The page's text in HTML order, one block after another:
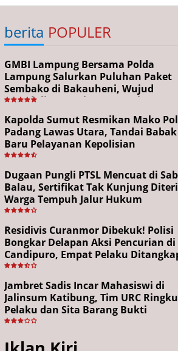
berita POPULER
GMBI Lampung Bersama Polda
Lampung Salurkan Puluhan Paket
Sembako di Bakauheni, Wujud
Kepedulian Sambut HUT RI ke-81
Kapolda Sumut Resmikan Mako
Padang Lawas Utara, Tandai Babak
Baru Pelayanan Kepolisian
Dugaan Pungli PTSL Mencuat di
Balau, Sertifikat Tak Kunjung
Warga Tempuh Jalur Hukum
Residivis Curanmor Dibekuk! Polisi
Bongkar Delapan Aksi Pencurian di
Candipuro, Empat Pelaku
Jambret Sadis Incar Mahasiswi di
Jalinsum Katibung, Tim URC
Pelaku dan Sita Barang Bukti